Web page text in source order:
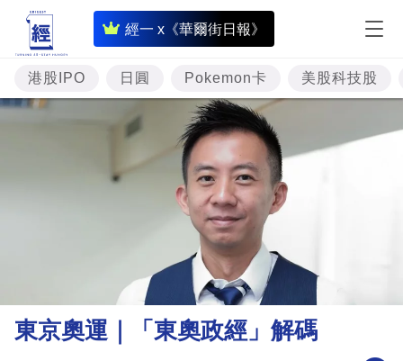
經一 x《華爾街日報》
即
時
財
經
理
港股IPO 日圓 Pokemon卡 美股科技股
東京奧運｜「東奧政經」解碼